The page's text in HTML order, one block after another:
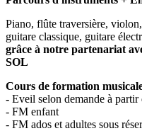
Piano, flûte traversière,
guitare classique, guitare
grâce à notre partenariat
Cours de formation
- Eveil selon demande à
- FM enfant
- FM ados et adultes sous